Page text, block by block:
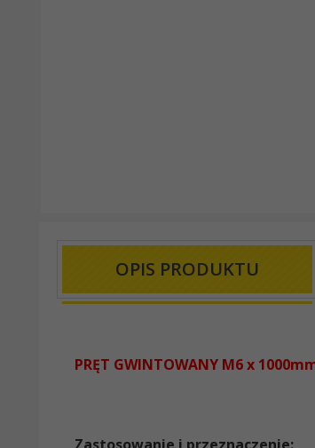
OPIS PRODUKTU
PRĘT GWINTOWANY M6 x